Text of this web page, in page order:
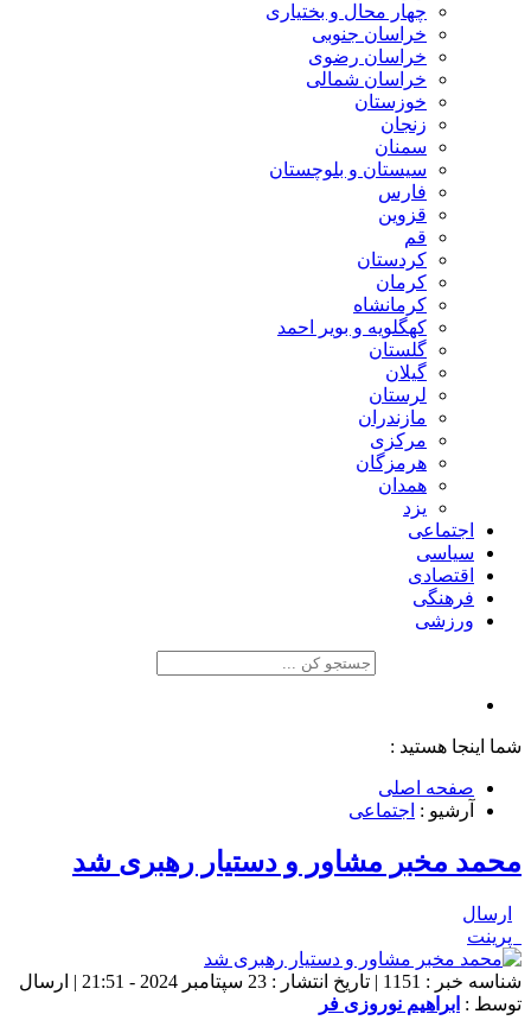
چهار محال و بختیاری
خراسان جنوبی
خراسان رضوی
خراسان شمالی
خوزستان
زنجان
سمنان
سیستان و بلوچستان
فارس
قزوین
قم
کردستان
کرمان
کرمانشاه
کهگلویه و بویر احمد
گلستان
گیلان
لرستان
مازندران
مرکزی
هرمزگان
همدان
یزد
اجتماعی
سیاسی
اقتصادی
فرهنگی
ورزشی
شما اینجا هستید :
صفحه اصلی
آرشیو : اجتماعی
محمد مخبر مشاور و دستیار رهبری شد
ارسال
پرینت
شناسه خبر : 1151 | تاریخ انتشار : 23 سپتامبر 2024 - 21:51 | ارسال
توسط : ابراهیم نوروزی فر